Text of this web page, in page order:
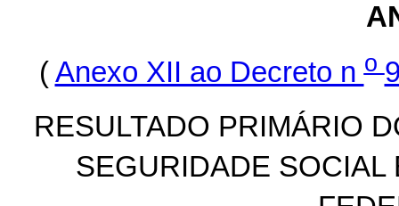
(Anexo XII ao Decreto no
RESULTADO PRIMÁRIO
SEGURIDADE SOCIAL